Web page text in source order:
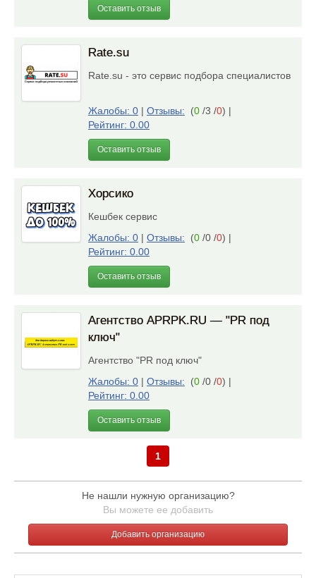
Оставить отзыв
Rate.su
Rate.su - это сервис подбора специалистов
Жалобы: 0 | Отзывы: (0 /3 /0) |
Рейтинг: 0.00
Оставить отзыв
Хорсико
Кешбек сервис
Жалобы: 0 | Отзывы: (0 /0 /0) |
Рейтинг: 0.00
Оставить отзыв
Агентство APRPK.RU — "PR под
ключ"
Агентство "PR под ключ"
Жалобы: 0 | Отзывы: (0 /0 /0) |
Рейтинг: 0.00
Оставить отзыв
1
Не нашли нужную организацию?
Вы можете ее добавить
Добавить организацию